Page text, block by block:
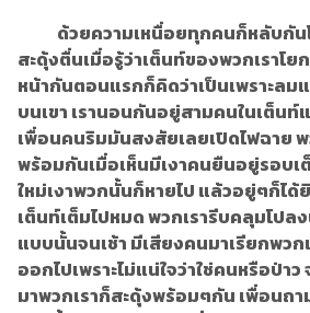
ด้วยความเหนื่อยทุกคนก็หลับกัน
สะดุ้งตื่นเมื่อรู้ว่าเต็นท์ของพวกเราโ
หน้ากันตอนแรกก็คิดว่าเป็นเพราะลม
บนเขา เรานอนกันอยู่สามคนในเต็น
เพื่อนคนริมมันสงสัยเลยเปิดไฟฉาย
พร้อมกันเมื่อเห็นมีเงาคนยืนอยู่รอบ
ใหม่เงาพวกนั้นก็หายไป แล้วอยู่ๆก็ได้
เต็นท์เต็มไปหมด พวกเรารีบคลุมโป
แบบนั้นจนเช้า มีเสียงคนมาเรียกพวก
ออกไปเพราะไม่แน่ใจว่าใช่คนหรือป่า
มาพวกเราก็สะดุ้งพร้อมๆกัน เพื่อนถ